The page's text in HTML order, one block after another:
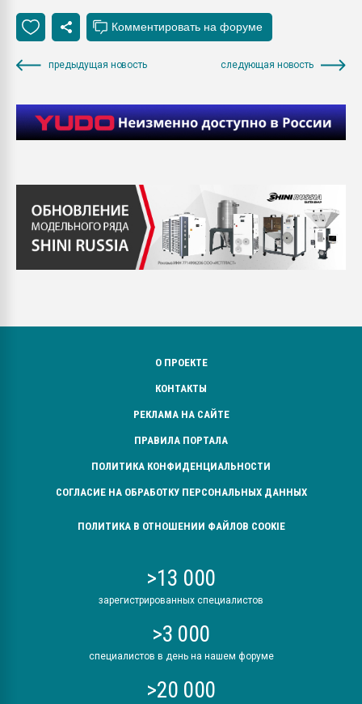
предыдущая новость следующая новость
О ПРОЕКТЕ
КОНТАКТЫ
РЕКЛАМА НА САЙТЕ
ПРАВИЛА ПОРТАЛА
ПОЛИТИКА КОНФИДЕНЦИАЛЬНОСТИ
СОГЛАСИЕ НА ОБРАБОТКУ ПЕРСОНАЛЬНЫХ ДАННЫХ
ПОЛИТИКА В ОТНОШЕНИИ ФАЙЛОВ COOKIE
>13 000
зарегистрированных специалистов
>3 000
специалистов в день на нашем форуме
>20 000